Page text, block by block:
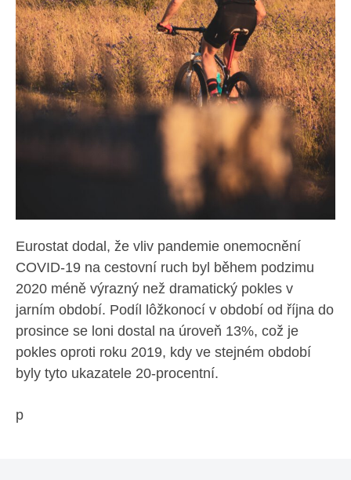
Eurostat dodal, že vliv pandemie onemocnění
COVID-19 na cestovní ruch byl během podzimu
2020 méně výrazný než dramatický pokles v
jarním období. Podíl lôžkonocí v období od října do
prosince se loni dostal na úroveň 13%, což je
pokles oproti roku 2019, kdy ve stejném období
byly tyto ukazatele 20-procentní.
p